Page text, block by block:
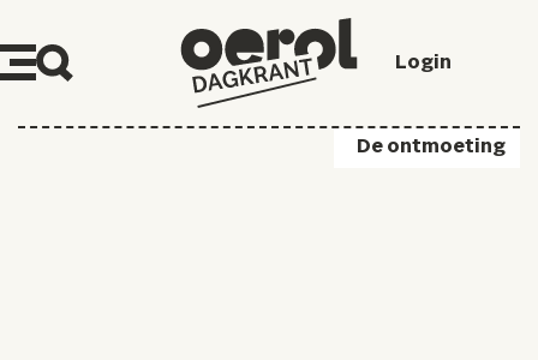
Login
De ontmoeting